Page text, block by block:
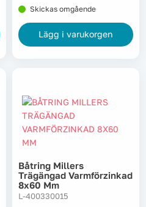
Skickas omgående
Lägg i varukorgen
Båtring Millers
Trägängad Varmförzinkad
8x60 Mm
L-400330015